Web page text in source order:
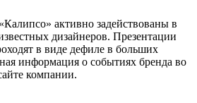
активно задействованы в
дизайнеров. Презентации
в виде дефиле в больших
информация о событиях бренда во
компании.